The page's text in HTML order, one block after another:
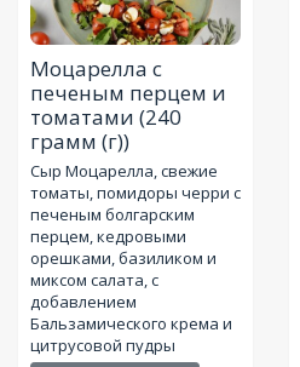
Моцарелла с
печеным перцем и
томатами (240
грамм (г))
Сыр Моцарелла, свежие
томаты, помидоры черри с
печеным болгарским
перцем, кедровыми
орешками, базиликом и
миксом салата, с
добавлением
Бальзамического крема и
цитрусовой пудры